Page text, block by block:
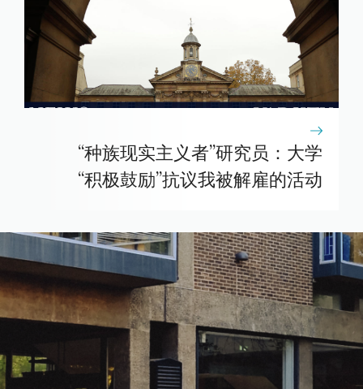
“种族现实主义者”研究员：大学
“积极鼓励”抗议我被解雇的活动